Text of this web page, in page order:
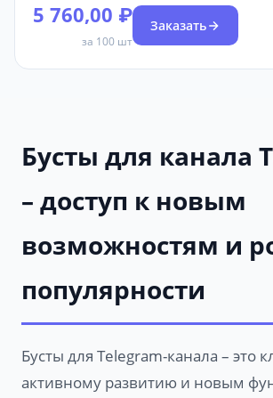
5 760,00 ₽
за 100 шт
Заказать
Бусты для канала
– доступ к новым
возможностям и
популярности
Бусты для Telegram-канала – это
активному развитию и новым